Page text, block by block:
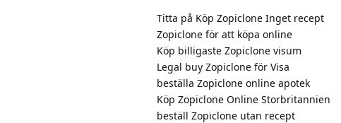
Titta på Köp Zopiclone Inget recept
Zopiclone för att köpa online
Köp billigaste Zopiclone visum
Legal buy Zopiclone för Visa
beställa Zopiclone online apotek
Köp Zopiclone Online Storbritannien
beställ Zopiclone utan recept